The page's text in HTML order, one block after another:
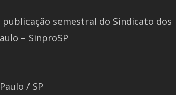
publicação semestral do Sindicato dos
– SinproSP
/ SP